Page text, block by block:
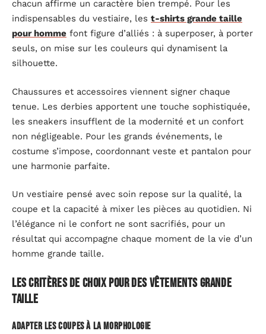
chacun affirme un caractère bien trempé. Pour les
indispensables du vestiaire, les t-shirts grande taille
pour homme font figure d’alliés : à superposer, à porter
seuls, on mise sur les couleurs qui dynamisent la
silhouette.
Chaussures et accessoires viennent signer chaque
tenue. Les derbies apportent une touche sophistiquée,
les sneakers insufflent de la modernité et un confort
non négligeable. Pour les grands événements, le
costume s’impose, coordonnant veste et pantalon pour
une harmonie parfaite.
Un vestiaire pensé avec soin repose sur la qualité, la
coupe et la capacité à mixer les pièces au quotidien. Ni
l’élégance ni le confort ne sont sacrifiés, pour un
résultat qui accompagne chaque moment de la vie d’un
homme grande taille.
Les critères de choix pour des vêtements grande
taille
Adapter les coupes à la morphologie